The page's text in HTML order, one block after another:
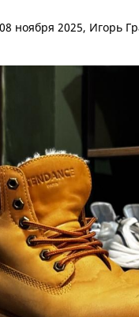
ноября 2025, Игорь